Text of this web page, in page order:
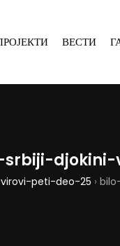
ВЕСТИ
peti-deo-25 ›